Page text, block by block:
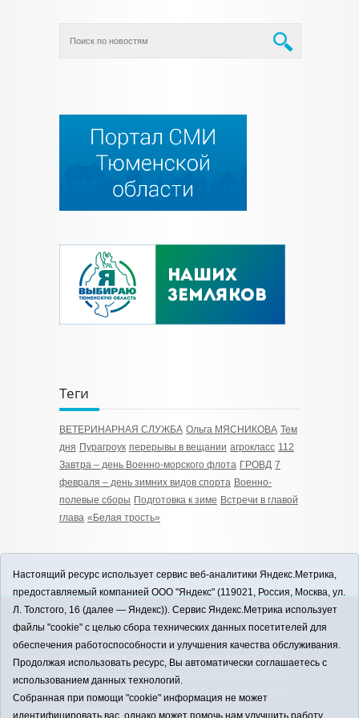
Теги
ВЕТЕРИНАРНАЯ СЛУЖБА Ольга МЯСНИКОВА Тем
дня Пурагроук перерывы в вещании агрокласс 112
Завтра – день Военно-морского флота ГРОВД 7
февраля – день зимних видов спорта Военно-
полевые сборы Подготовка к зиме Встречи в главой
глава «Белая трость»
12+
ЗАВОДОУКОВСК online / Новости
Заводоуковского муниципального округа, 2026
Учредитель: АНО "Информационно-издательский
центр "Заводоуковские вести". Главный редактор:
Настоящий ресурс использует сервис веб-аналитики Яндекс.Метрика,
предоставляемый компанией ООО "Яндекс" (119021, Россия, Москва, ул.
Л. Толстого, 16 (далее — Яндекс)). Сервис Яндекс.Метрика использует
файлы "cookie" с целью сбора технических данных посетителей для
обеспечения работоспособности и улучшения качества обслуживания.
Продолжая использовать ресурс, Вы автоматически соглашаетесь с
использованием данных технологий.
Собранная при помощи "cookie" информация не может
идентифицировать вас, однако может помочь нам улучшить работу